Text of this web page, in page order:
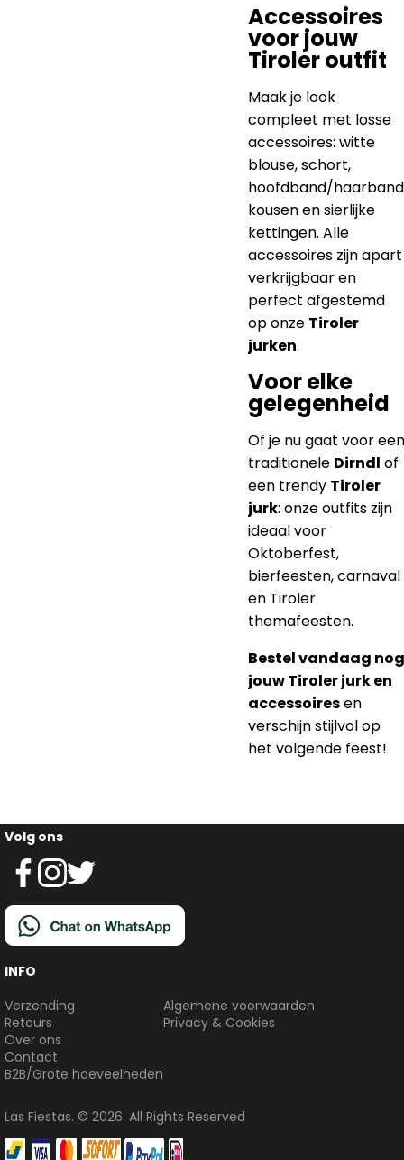
Accessoires
voor jouw
Tiroler outfit
Maak je look
compleet met losse
accessoires: witte
blouse, schort,
hoofdband/
kousen en sierlijke
kettingen. Alle
accessoires zijn apart
verkrijgbaar en
perfect afgestemd
op onze Tiroler
jurken.
Voor elke
gelegenheid
Of je nu gaat voor een
traditionele Dirndl of
een trendy Tiroler
jurk: onze outfits zijn
ideaal voor
Oktoberfest,
bierfeesten, carnaval
en Tiroler
themafeesten.
Bestel vandaag nog
jouw Tiroler jurk en
accessoiresen
verschijn stijlvol op
het volgende feest!
Volg ons
INFO
Verzending
Retours
Over ons
Contact
B2B/Grote hoeveelheden
Algemene voorwaarden
Privacy & Cookies
Las Fiestas. © 2026. All Rights Reserved